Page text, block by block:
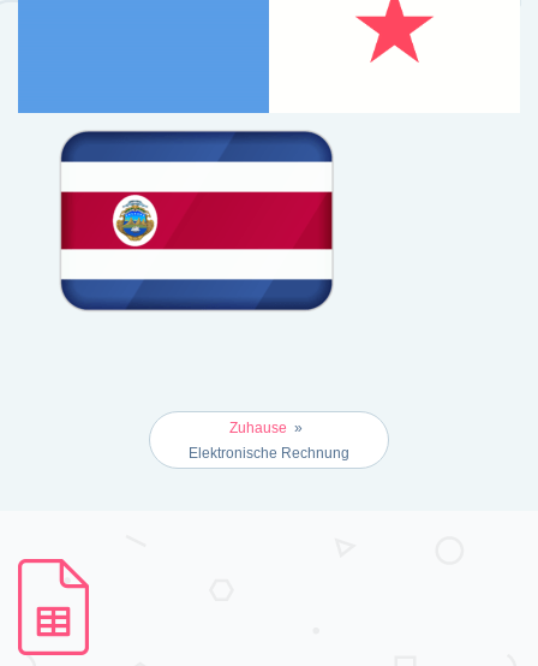
Zuhause »
Elektronische Rechnung